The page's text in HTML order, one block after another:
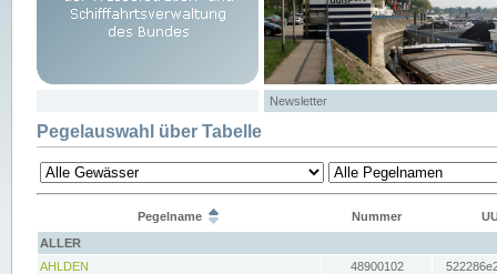
Newsletter
Pegelauswahl über Tabelle
Pegelname Nummer
ALLER
AHLDEN
48900102